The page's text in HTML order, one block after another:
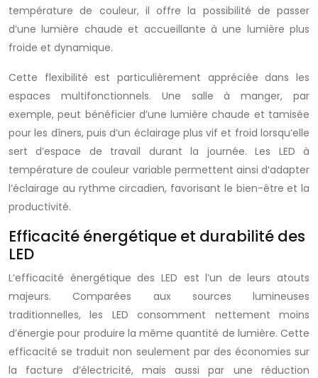
température de couleur, il offre la possibilité de passer
d’une lumière chaude et accueillante à une lumière plus
froide et dynamique.
Cette flexibilité est particulièrement appréciée dans les
espaces multifonctionnels. Une salle à manger, par
exemple, peut bénéficier d’une lumière chaude et tamisée
pour les dîners, puis d’un éclairage plus vif et froid lorsqu’elle
sert d’espace de travail durant la journée. Les LED à
température de couleur variable permettent ainsi d’adapter
l’éclairage au rythme circadien, favorisant le bien-être et la
productivité.
Efficacité énergétique et durabilité des
LED
L’efficacité énergétique des LED est l’un de leurs atouts
majeurs. Comparées aux sources lumineuses
traditionnelles, les LED consomment nettement moins
d’énergie pour produire la même quantité de lumière. Cette
efficacité se traduit non seulement par des économies sur
la facture d’électricité, mais aussi par une réduction